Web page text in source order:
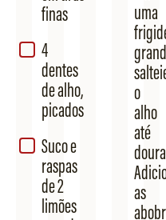
finas
4
dentes
de alho,
picados
Suco e
raspas
de 2
limões
uma
o
alho
até
as